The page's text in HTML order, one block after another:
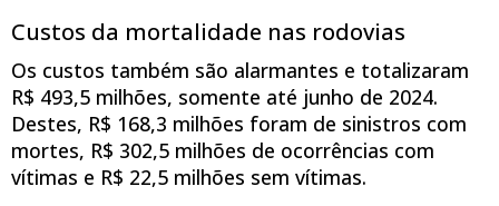
Custos da mortalidade nas rodovias
Os custos também são alarmantes e totalizaram
R$ 493,5 milhões, somente até junho de 2024.
Destes, R$ 168,3 milhões foram de sinistros com
mortes, R$ 302,5 milhões de ocorrências com
vítimas e R$ 22,5 milhões sem vítimas.